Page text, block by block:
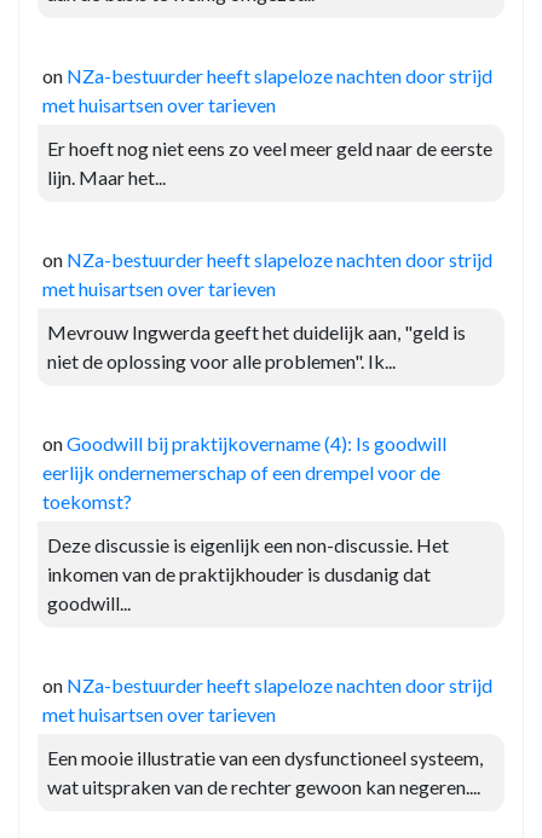
on NZa-bestuurder heeft slapeloze nachten door strijd
met huisartsen over tarieven
Er hoeft nog niet eens zo veel meer geld naar de eerste
lijn. Maar het...
on NZa-bestuurder heeft slapeloze nachten door strijd
met huisartsen over tarieven
Mevrouw Ingwerda geeft het duidelijk aan, "geld is
niet de oplossing voor alle problemen". Ik...
onGoodwill bij praktijkovername (4): Is goodwill
eerlijk ondernemerschap of een drempel voor de
toekomst?
Deze discussie is eigenlijk een non-discussie. Het
inkomen van de praktijkhouder is dusdanig dat
goodwill...
on NZa-bestuurder heeft slapeloze nachten door strijd
met huisartsen over tarieven
Een mooie illustratie van een dysfunctioneel systeem,
wat uitspraken van de rechter gewoon kan negeren....